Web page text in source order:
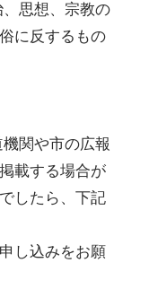
、思想、宗教の
に反するもの
関や市の広報
載する場合が
したら、下記
し込みをお願